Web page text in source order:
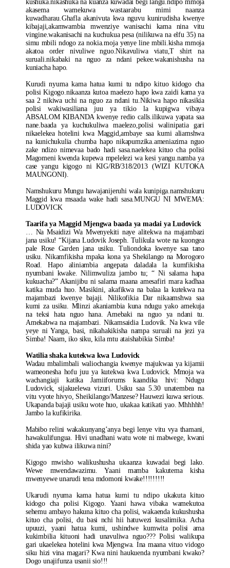
kushuka.nikashuka na kuanza kuwadai begi langu.ndipo mmoja
akasema wamekuwa wastaarabu mimi naanza
kuwadharau.Ghafla akanivuta kwa nguvu kunirudisha kwenye
kibajaji,akamwambia mwenziye wanisachi kama nina vitu
vingine.wakanisachi na kuchukua pesa (nilikuwa na elfu 35) na
simu mbili ndogo za nokia.moja yenye line mbili.kisha mmoja
akatoa order nivuliwe nguo.Nikavuliwa viatu,T shirt na
suruali.nikabaki na nguo za ndani pekee.wakanishusha na
kuniacha hapo.
Kurudi nyuma kama hatua kumi tu ndipo kituo kidogo cha
polisi Kigogo.nikaanza kutoa maelezo hapo kwa zaidi kama ya
saa 2 nikiwa uchi na nguo za ndani tu.Nikiwa hapo nikasikia
polisi wakiwasiliana juu ya tikio la kupigwa vibaya
ABSALOM KIBANDA kwenye redio calls.ilikuwa yapata saa
nane.baada ya kuchukuliwa maelezo,polisi walinipatia gari
nikaelekea hotelini kwa Maggid,ambaye saa kumi aliamshwa
na kunichukulia chumba hapo nikapumzika.ameniazima nguo
zake ndizo nimevaa bado hadi sasa.naelekea kituo cha polisi
Magomeni kwenda kupewa mpelelezi wa kesi yangu.namba ya
case yangu kigogo ni KIG/RB/318/2013 (WIZI KUTOKA
MAUNGONI).
Namshukuru Mungu hawajanijeruhi wala kunipiga.namshukuru
Maggid kwa msaada wake hadi sasa.MUNGU NI MWEMA:
LUDOVICK
Taarifa ya Maggid Mjengwa baada ya madai ya Ludovick
… Na Msaidizi Wa Mwenyekiti naye alitekwa na majambazi
jana usiku! “Kijana Ludovik Joseph. Tulikula wote na kuongea
pale Rose Garden jana usiku. Tuliondoka kwenye saa tano
usiku. Nikamfikisha mpaka kona ya Shekilango na Morogoro
Road. Hapo aliniambia angepata daladala la kumfikisha
nyumbani kwake. Nilimwuliza jambo tu; “ Ni salama hapa
kukuacha?” Akanijibu ni salama maana amesafiri mara kadhaa
katika muda huo. Masikini, akafikwa na balaa la kutekwa na
majambazi kwenye bajaji. Nilikofikia Dar nikaamshwa saa
kumi za usiku. Mlinzi akaniambia kuna ndugu yako amekuja
na teksi hata nguo hana. Amebaki na nguo ya ndani tu.
Amekabwa na majambazi. Nikamsaidia Ludovik. Na kwa vile
yeye ni Yanga, basi, nikahakikisha nampa suruali na jezi ya
Simba! Naam, iko siku, kila mtu ataishabikia Simba!
Watilia shaka kutekwa kwa Ludovick
Wadau mbalimbali waliochangia kwenye majukwaa ya kijamii
wameonesha hofu juu ya kutekwa kwa Ludovick. Mmoja wa
wachangiaji katika Jamiiforums kaandika hivi: Ndugu
Ludovick, sijakuelewa vizuri. Usiku saa 5.30 unatembea na
vitu vyote hivyo, Sheikilango/Manzese? Hauwezi kuwa serious.
Ukapanda bajaji usiku wote huo, ukakaa katikati yao. Mhhhhh!
Jambo la kufikirika.
Mabibo relini wakakunyang’anya begi lenye vitu vya thamani,
hawakulifungua. Hivi unadhani watu wote ni mabwege, kwani
shida yao kubwa ilikuwa nini?
Kigogo mwisho walikushusha ukaanza kuwadai begi lako.
Wewe mwendawazimu. Yaani mamba kakutema kisha
mwenyewe unarudi tena mdomoni kwake!!!!!!!!!
Ukarudi nyuma kama hatua kumi tu ndipo ukakuta kituo
kidogo cha polisi Kigogo. Yaani hawa vibaka wamekutoa
sehemu ambayo hakuna kituo cha polisi, wakaenda kukushusha
kituo cha polisi, du basi nchi hii hatuwezi kusalimika. Acha
upuuzi, yaani hatua kumi, ushindwe kumwita polisi ama
kukimbilia kituoni hadi unavuliwa nguo??? Polisi walikupa
gari ukaelekea hotelini kwa Mjengwa. Ina maana vituo vidogo
siku hizi vina magari? Kwa nini haukuenda nyumbani kwako?
Dogo unajifunza usanii sio!!!